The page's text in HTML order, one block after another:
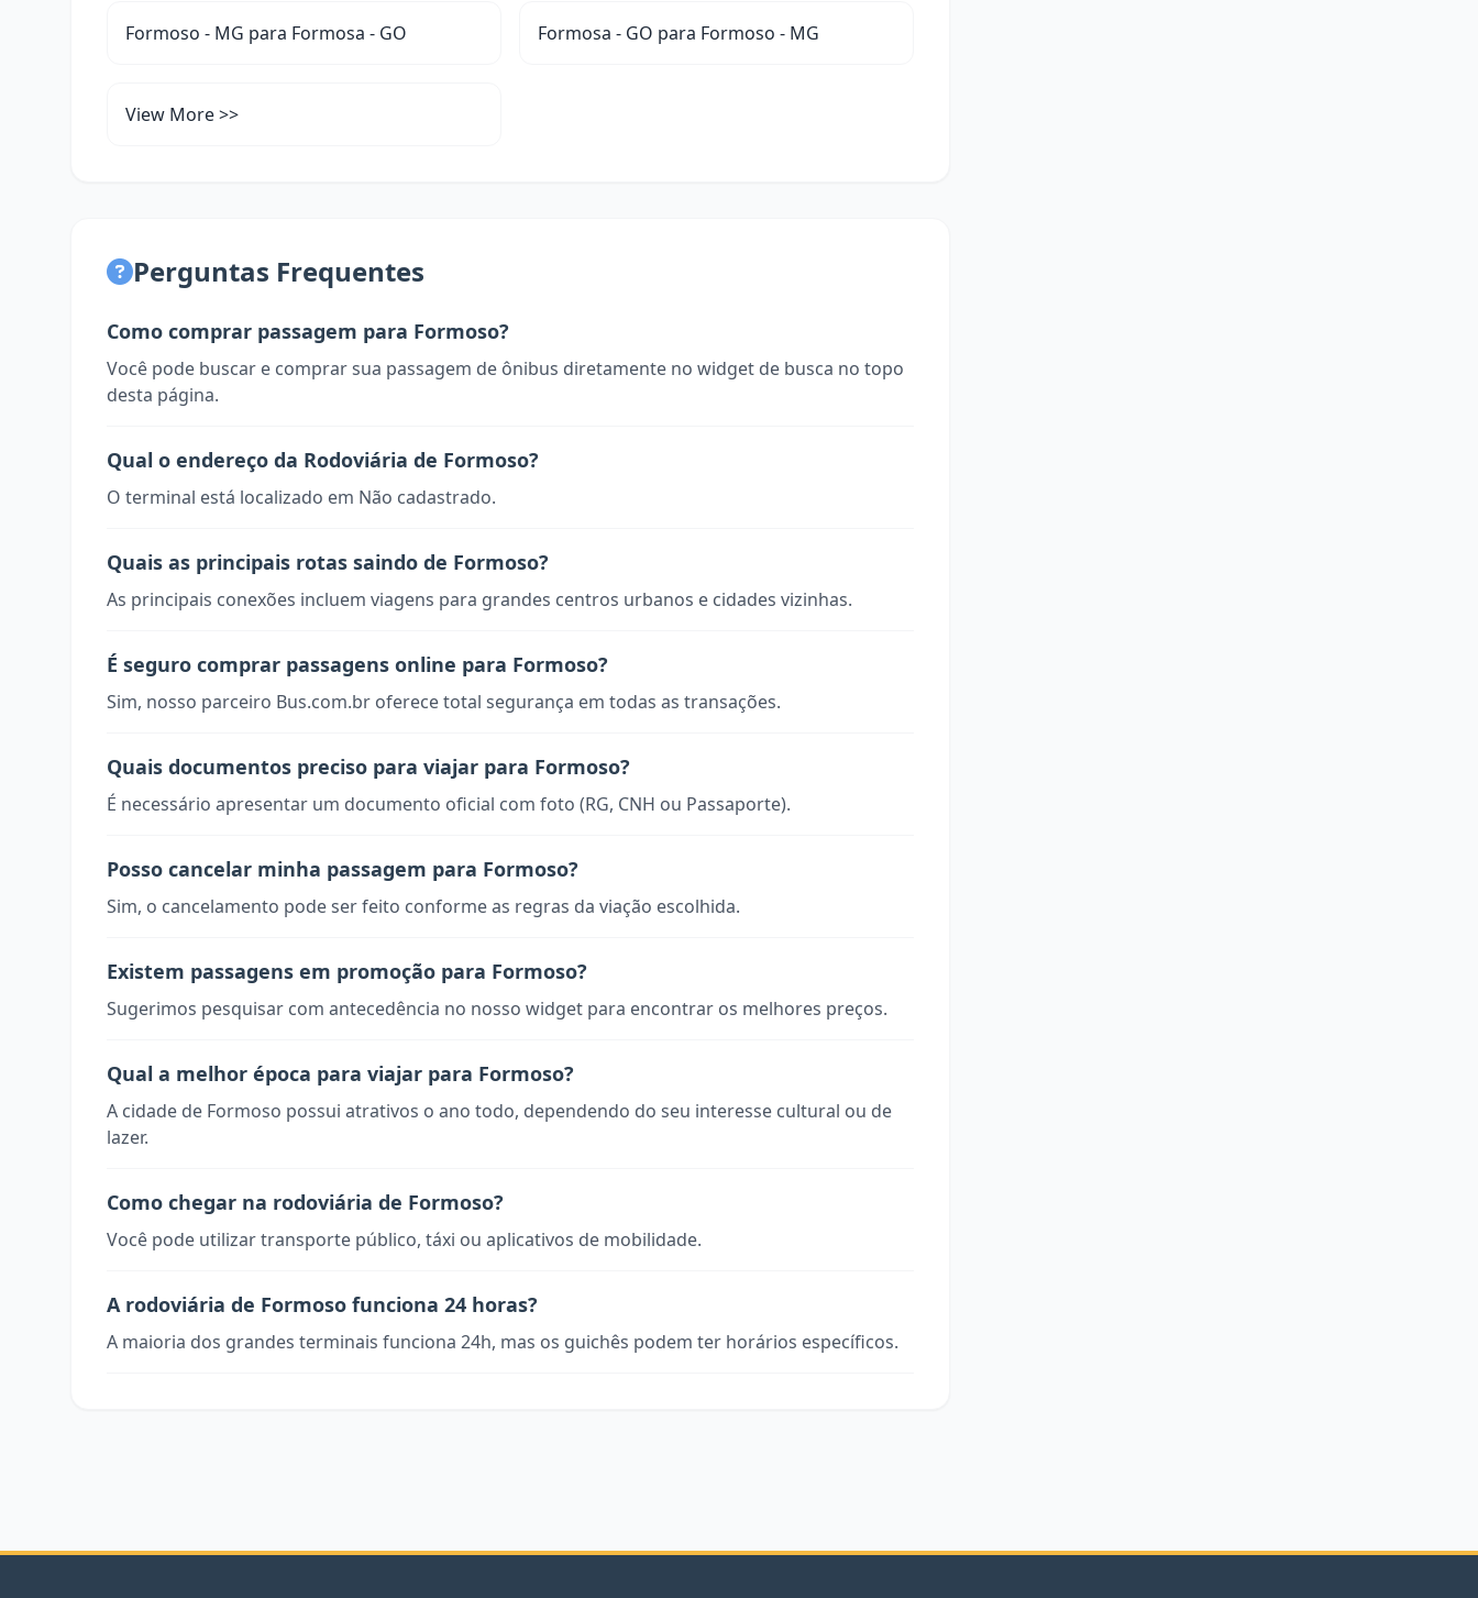
Formoso - MG para Formosa - GO Formosa - GO para Formoso - MG
View More >>
Perguntas Frequentes
Como comprar passagem para Formoso?
Você pode buscar e comprar sua passagem de ônibus diretamente no widget de busca no topo
desta página.
Qual o endereço da Rodoviária de Formoso?
O terminal está localizado em Não cadastrado.
Quais as principais rotas saindo de Formoso?
As principais conexões incluem viagens para grandes centros urbanos e cidades vizinhas.
É seguro comprar passagens online para Formoso?
Sim, nosso parceiro Bus.com.br oferece total segurança em todas as transações.
Quais documentos preciso para viajar para Formoso?
É necessário apresentar um documento oficial com foto (RG, CNH ou Passaporte).
Posso cancelar minha passagem para Formoso?
Sim, o cancelamento pode ser feito conforme as regras da viação escolhida.
Existem passagens em promoção para Formoso?
Sugerimos pesquisar com antecedência no nosso widget para encontrar os melhores preços.
Qual a melhor época para viajar para Formoso?
A cidade de Formoso possui atrativos o ano todo, dependendo do seu interesse cultural ou de
lazer.
Como chegar na rodoviária de Formoso?
Você pode utilizar transporte público, táxi ou aplicativos de mobilidade.
A rodoviária de Formoso funciona 24 horas?
A maioria dos grandes terminais funciona 24h, mas os guichês podem ter horários específicos.